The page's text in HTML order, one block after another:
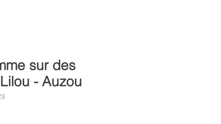
sur des
- Auzou